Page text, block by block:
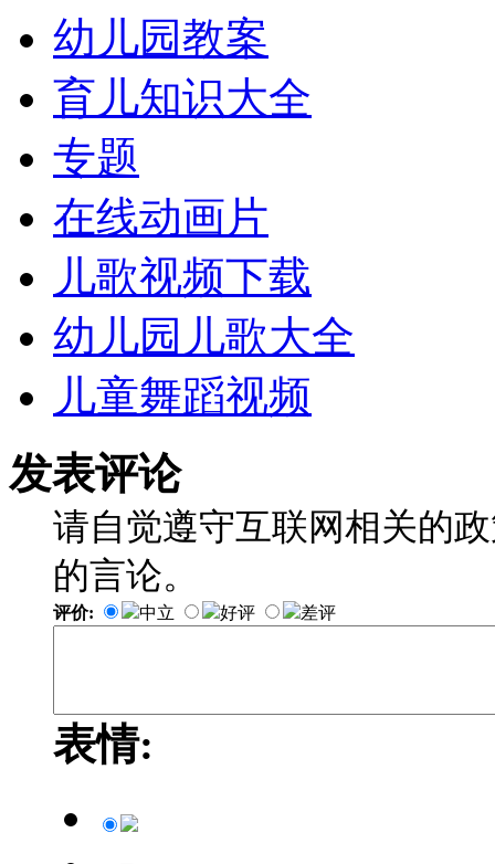
幼儿园教案
育儿知识大全
专题
在线动画片
儿歌视频下载
幼儿园儿歌大全
儿童舞蹈视频
发表评论
请自觉遵守互联网相关的
的言论。
评价: 中立 好评 差评
表情: